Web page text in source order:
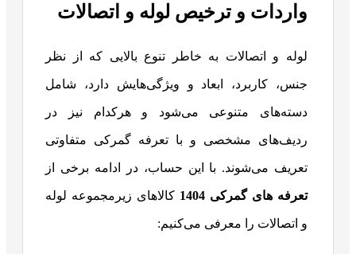
واردات و ترخیص لوله و اتصالات
لوله و اتصالات به خاطر تنوع بالایی که از نظر
جنس، کاربرد، ابعاد و ویژگی‌هایش دارد، شامل
دسته‌های متنوعی می‌شود و هرکدام نیز در
ردیف‌های مشخصی و با تعرفه گمرکی متفاوتی
تعریف می‌شوند. با این حساب، در ادامه برخی از
تعرفه های گمرکی 1404 کالاهای زیرمجموعه لوله
و اتصالات را معرفی می‌کنیم: